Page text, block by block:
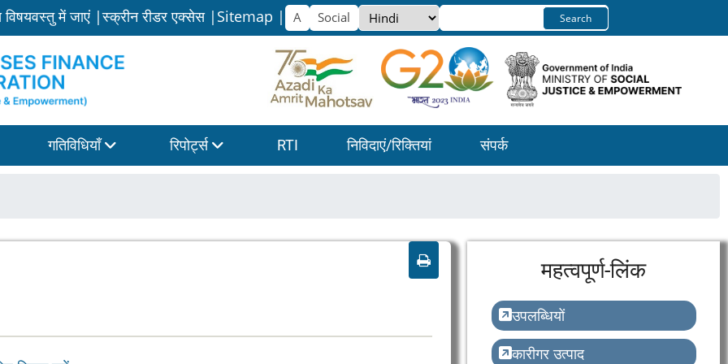
विषयवस्तु में जाएं |स्क्रीन रीडर एक्सेस | Sitemap |
Select
your
language
गतिविधियाँ रिपोर्ट्स RTI निविदाएं/रिक्तियां संपर्क
महत्वपूर्ण-लिंक
उपलब्धियों
कारीगर उत्पाद